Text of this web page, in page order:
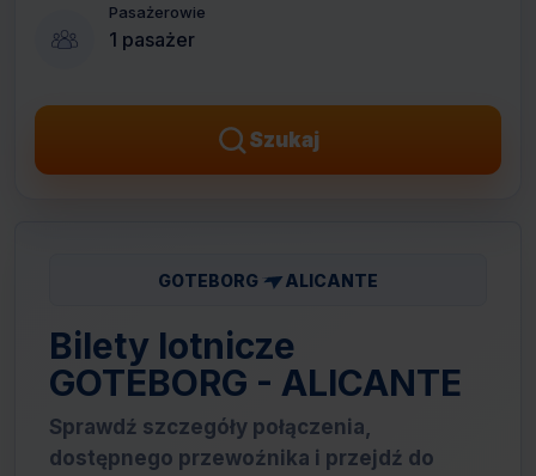
GOTEBORG ALICANTE
Bilety lotnicze
GOTEBORG - ALICANTE
Sprawdź szczegóły połączenia,
dostępnego przewoźnika i przejdź do
Pasażerowie
1 pasażer
Szukaj